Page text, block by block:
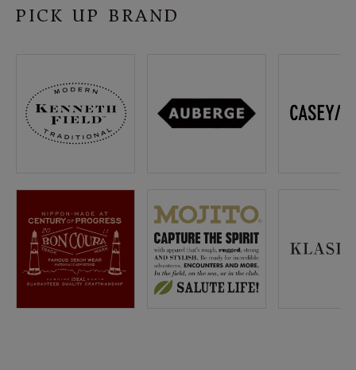
特定商取引法について
お問い合わせ
OFFICIAL WEB SITE
meeting_room ログイン 会員登録
PICK UP BRAND